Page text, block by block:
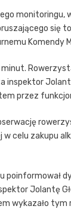
monitoringu,
się
Komendy
przez
celu zakupu
Jolantę
wykazało tym